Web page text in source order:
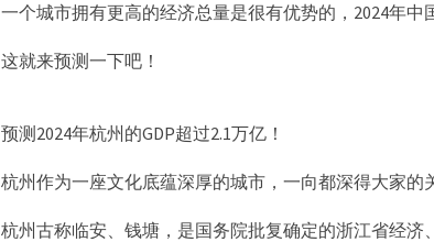
一个城市拥有更高的经济总量是很有优势的，2024年中
这就来预测一下吧！
预测2024年杭州的GDP超过2.1万亿！
杭州作为一座文化底蕴深厚的城市，一向都深得大家的
杭州古称临安、钱塘，是国务院批复确定的浙江省经济